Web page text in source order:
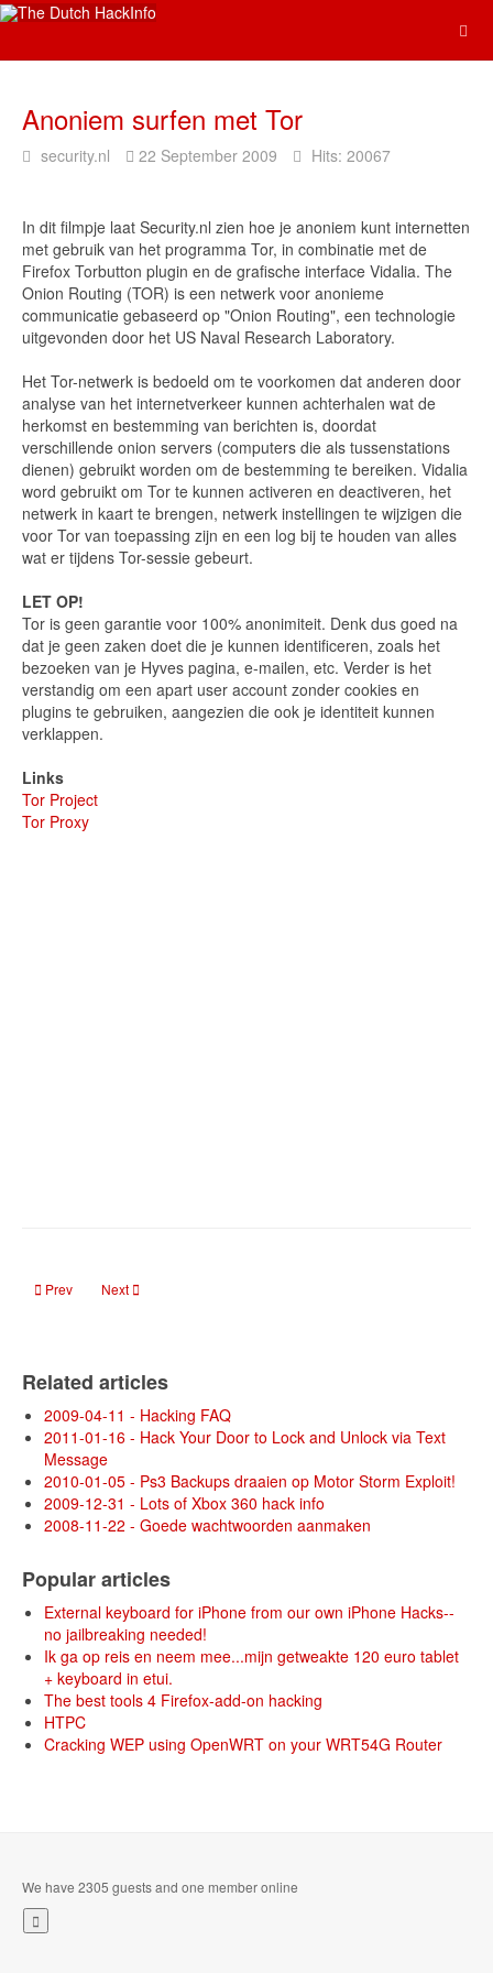
Anoniem surfen met Tor
security.nl 22 September 2009 Hits: 20067
In dit filmpje laat Security.nl zien hoe je anoniem kunt internetten
met gebruik van het programma Tor, in combinatie met de
Firefox Torbutton plugin en de grafische interface Vidalia. The
Onion Routing (TOR) is een netwerk voor anonieme
communicatie gebaseerd op "Onion Routing", een technologie
uitgevonden door het US Naval Research Laboratory.
Het Tor-netwerk is bedoeld om te voorkomen dat anderen door
analyse van het internetverkeer kunnen achterhalen wat de
herkomst en bestemming van berichten is, doordat
verschillende onion servers (computers die als tussenstations
dienen) gebruikt worden om de bestemming te bereiken. Vidalia
word gebruikt om Tor te kunnen activeren en deactiveren, het
netwerk in kaart te brengen, netwerk instellingen te wijzigen die
voor Tor van toepassing zijn en een log bij te houden van alles
wat er tijdens Tor-sessie gebeurt.
LET OP!
Tor is geen garantie voor 100% anonimiteit. Denk dus goed na
dat je geen zaken doet die je kunnen identificeren, zoals het
bezoeken van je Hyves pagina, e-mailen, etc. Verder is het
verstandig om een apart user account zonder cookies en
plugins te gebruiken, aangezien die ook je identiteit kunnen
verklappen.
Links
Tor Project
Tor Proxy
Previous article: Hoeveel Facebook van u weet?
Prev Next article: Tweedehands harde schijven vol met privé-fotos en
Next
Related articles
2009-04-11 - Hacking FAQ
2011-01-16 - Hack Your Door to Lock and Unlock via Text
Message
2010-01-05 - Ps3 Backups draaien op Motor Storm Exploit!
2009-12-31 - Lots of Xbox 360 hack info
2008-11-22 - Goede wachtwoorden aanmaken
Popular articles
External keyboard for iPhone from our own iPhone Hacks--
no jailbreaking needed!
Ik ga op reis en neem mee...mijn getweakte 120 euro tablet
+ keyboard in etui.
The best tools 4 Firefox-add-on hacking
HTPC
Cracking WEP using OpenWRT on your WRT54G Router
We have 2305 guests and one member online